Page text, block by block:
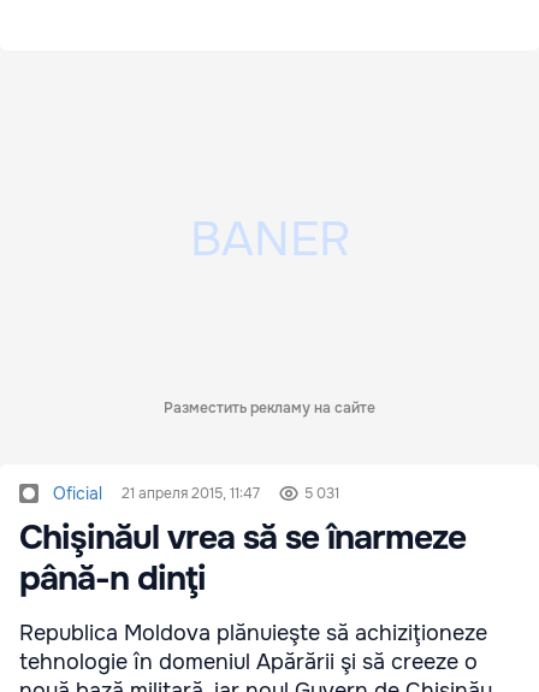
Разместить рекламу на сайте
Oficial 21 апреля 2015, 11:47 5 031
Chişinăul vrea să se înarmeze
până-n dinţi
Republica Moldova plănuieşte să achiziţioneze
tehnologie în domeniul Apărării şi să creeze o